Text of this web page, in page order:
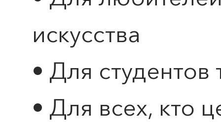
искусства
• Для студентов
• Для всех, кто